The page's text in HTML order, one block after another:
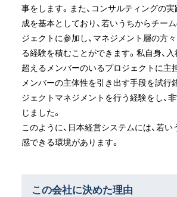
事をします。また、コンサルティングの
成を基本としており、若いうちからチー
ジェクトに参加し、マネジメント層の方
る経験を積むことができます。私自身、
超えるメンバーのいるプロジェクトに主
メンバーの主体性を引き出す手段を試行
ジェクトマネジメントを行う経験をし、
じました。
このように、日本経営システムには、若
感できる環境があります。
この会社に決めた理由